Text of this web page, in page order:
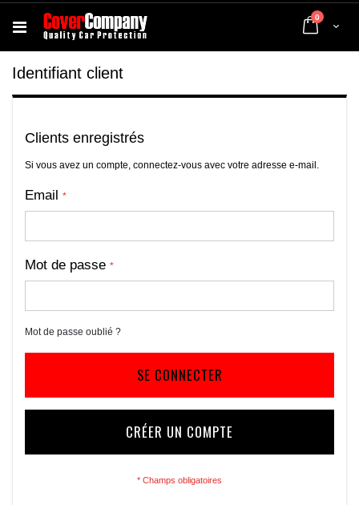
Cart
0 articles
Identifiant client
Clients enregistrés
Si vous avez un compte, connectez-vous avec votre adresse e-mail.
Email
Mot de passe
Mot de passe oublié ?
SE CONNECTER
CRÉER UN COMPTE